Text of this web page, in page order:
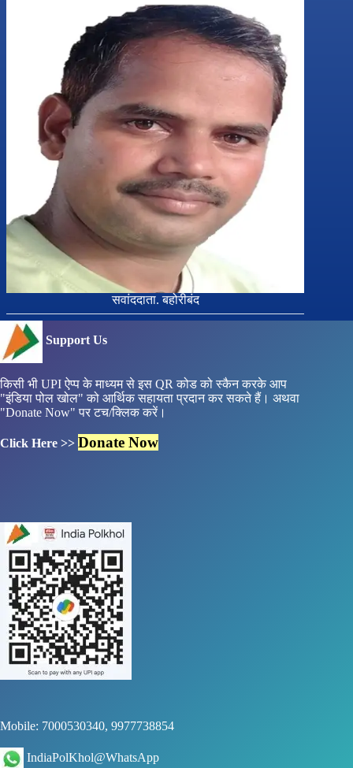
सवांददाता. बहोरीबंद
Support Us
किसी भी UPI ऐप्प के माध्यम से इस QR कोड को स्कैन करके आप
"इंडिया पोल खोल" को आर्थिक सहायता प्रदान कर सकते हैं। अथवा
"Donate Now" पर टच/क्लिक करें।
Click Here >> Donate Now
Mobile: 7000530340, 9977738854
IndiaPolKhol@WhatsApp